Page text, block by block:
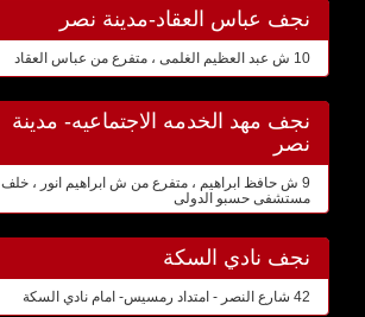
نجف عباس العقاد-مدينة نصر
10 ش عبد العظيم الغلمى ، متفرع من عباس العقاد
نجف مهد الخدمه الاجتماعيه- مدينة
نصر
9 ش حافظ ابراهيم ، متفرع من ش ابراهيم انور ، خلف
مستشفى حسبو الدولى
نجف نادي السكة
42 شارع النصر - امتداد رمسيس- امام نادي السكة